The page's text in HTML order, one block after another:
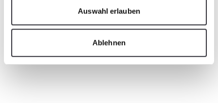
Auswahl erlauben
Ablehnen